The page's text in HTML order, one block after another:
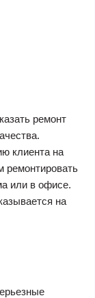
ремонт
клиента на
ремонтировать
или в офисе.
на